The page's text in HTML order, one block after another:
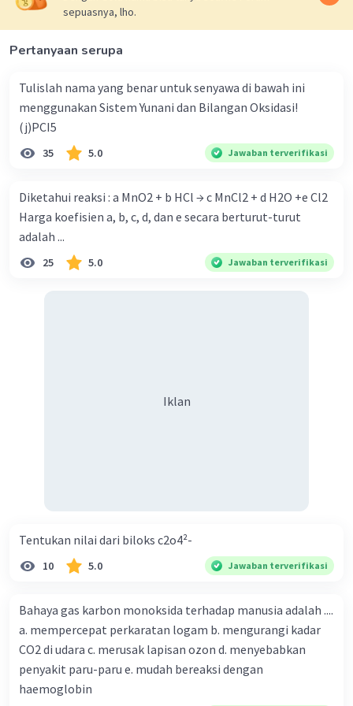
sepuasnya, lho.
Pertanyaan serupa
Tulislah nama yang benar untuk senyawa di bawah ini
menggunakan Sistem Yunani dan Bilangan Oksidasi!
(j)PCI5
35 5.0 Jawaban terverifikasi
Diketahui reaksi : a MnO2 + b HCl → c MnCl2 + d H2O +e Cl2
Harga koefisien a, b, c, d, dan e secara berturut-turut
adalah ...
25 5.0 Jawaban terverifikasi
Iklan
Tentukan nilai dari biloks c2o4²-
10 5.0 Jawaban terverifikasi
Bahaya gas karbon monoksida terhadap manusia adalah ....
a. mempercepat perkaratan logam b. mengurangi kadar
CO2 di udara c. merusak lapisan ozon d. menyebabkan
penyakit paru-paru e. mudah bereaksi dengan
haemoglobin